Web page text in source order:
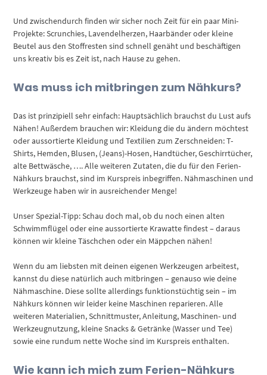
Und zwischendurch finden wir sicher noch Zeit für ein paar Mini-
Projekte: Scrunchies, Lavendelherzen, Haarbänder oder kleine
Beutel aus den Stoffresten sind schnell genäht und beschäftigen
uns kreativ bis es Zeit ist, nach Hause zu gehen.
Was muss ich mitbringen zum Nähkurs?
Das ist prinzipiell sehr einfach: Hauptsächlich brauchst du Lust aufs
Nähen! Außerdem brauchen wir: Kleidung die du ändern möchtest
oder aussortierte Kleidung und Textilien zum Zerschneiden: T-
Shirts, Hemden, Blusen, (Jeans)-Hosen, Handtücher, Geschirrtücher,
alte Bettwäsche, …. Alle weiteren Zutaten, die du für den Ferien-
Nähkurs brauchst, sind im Kurspreis inbegriffen. Nähmaschinen und
Werkzeuge haben wir in ausreichender Menge!
Unser Spezial-Tipp: Schau doch mal, ob du noch einen alten
Schwimmflügel oder eine aussortierte Krawatte findest – daraus
können wir kleine Täschchen oder ein Mäppchen nähen!
Wenn du am liebsten mit deinen eigenen Werkzeugen arbeitest,
kannst du diese natürlich auch mitbringen – genauso wie deine
Nähmaschine. Diese sollte allerdings funktionstüchtig sein – im
Nähkurs können wir leider keine Maschinen reparieren. Alle
weiteren Materialien, Schnittmuster, Anleitung, Maschinen- und
Werkzeugnutzung, kleine Snacks & Getränke (Wasser und Tee)
sowie eine rundum nette Woche sind im Kurspreis enthalten.
Wie kann ich mich zum Ferien-Nähkurs